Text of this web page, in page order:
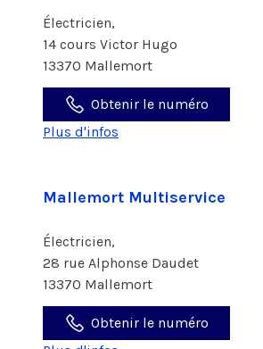
Électricien,
14 cours Victor Hugo
13370 Mallemort
Obtenir le numéro
Plus d'infos
Mallemort Multiservice
Électricien,
28 rue Alphonse Daudet
13370 Mallemort
Obtenir le numéro